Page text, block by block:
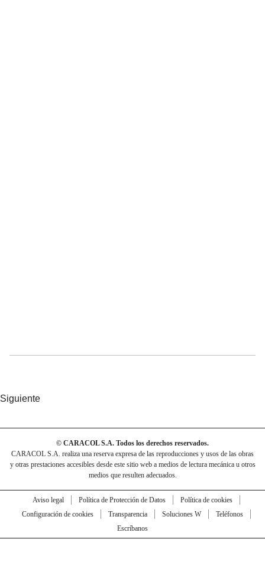
Siguiente
© CARACOL S.A. Todos los derechos reservados.
CARACOL S.A. realiza una reserva expresa de las reproducciones y usos de las obras
y otras prestaciones accesibles desde este sitio web a medios de lectura mecánica u otros
medios que resulten adecuados.
Aviso legal Política de Protección de Datos
Política de cookies
Configuración de cookies
Transparencia Soluciones W
Teléfonos
Escríbanos